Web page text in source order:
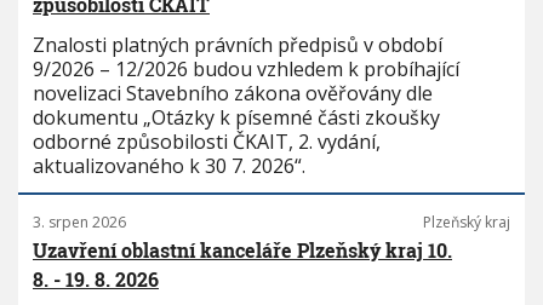
Znalosti platných právních předpisů v období
9/2026 – 12/2026 budou vzhledem k probíhající
novelizaci Stavebního zákona ověřovány dle
dokumentu „Otázky k písemné části zkoušky
odborné způsobilosti ČKAIT, 2. vydání,
aktualizovaného k 30 7. 2026“.
3. srpen 2026 Plzeňský kraj
Uzavření oblastní kanceláře Plzeňský kraj 10.
8. - 19. 8. 2026